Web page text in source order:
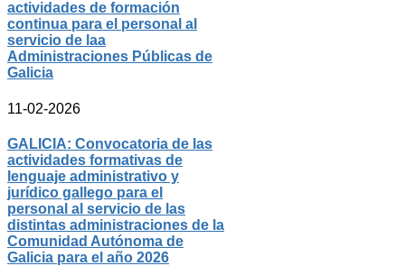
actividades de formación
continua para el personal al
servicio de laa
Administraciones Públicas de
Galicia
11-02-2026
GALICIA: Convocatoria de las
actividades formativas de
lenguaje administrativo y
jurídico gallego para el
personal al servicio de las
distintas administraciones de la
Comunidad Autónoma de
Galicia para el año 2026